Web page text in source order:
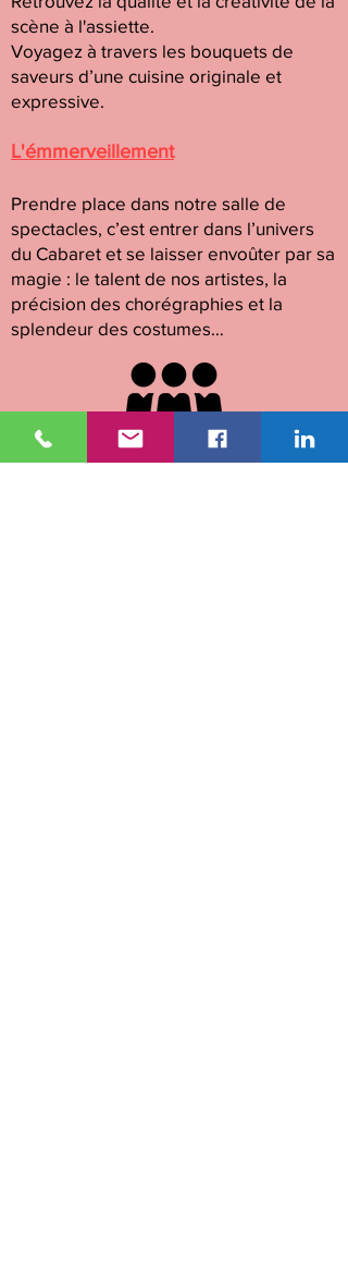
scène à l'assiette.
Voyagez à travers les bouquets de
saveurs d’une cuisine originale et
expressive.
L'émmerveillement
Prendre place dans notre salle de
spectacles, c’est entrer dans l’univers
du Cabaret et se laisser envoûter par sa
magie : le talent de nos artistes, la
précision des chorégraphies et la
splendeur des costumes…